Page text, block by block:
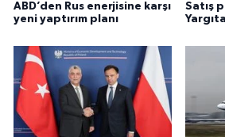
ABD’den Rus enerjisine karşı
yeni yaptırım planı
Satış